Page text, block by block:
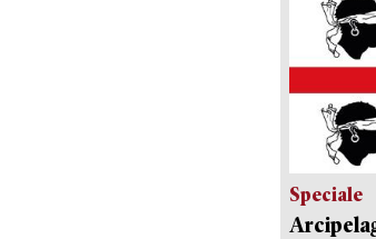
Speciale